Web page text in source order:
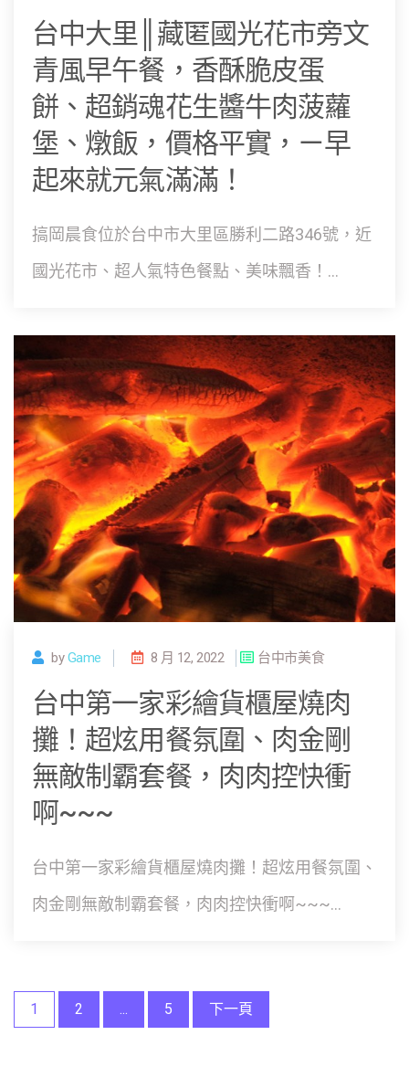
台中大里║藏匿國光花市旁文
青風早午餐，香酥脆皮蛋
餅、超銷魂花生醬牛肉菠蘿
堡、燉飯，價格平實，ㄧ早
起來就元氣滿滿！
搞岡晨食位於台中市大里區勝利二路346號，近
國光花市、超人氣特色餐點、美味飄香！...
byGame 8 月 12, 2022 台中市美食
台中第一家彩繪貨櫃屋燒肉
攤！超炫用餐氛圍、肉金剛
無敵制霸套餐，肉肉控快衝
啊~~~
台中第一家彩繪貨櫃屋燒肉攤！超炫用餐氛圍、
肉金剛無敵制霸套餐，肉肉控快衝啊~~~...
文
1 2 5 下一頁